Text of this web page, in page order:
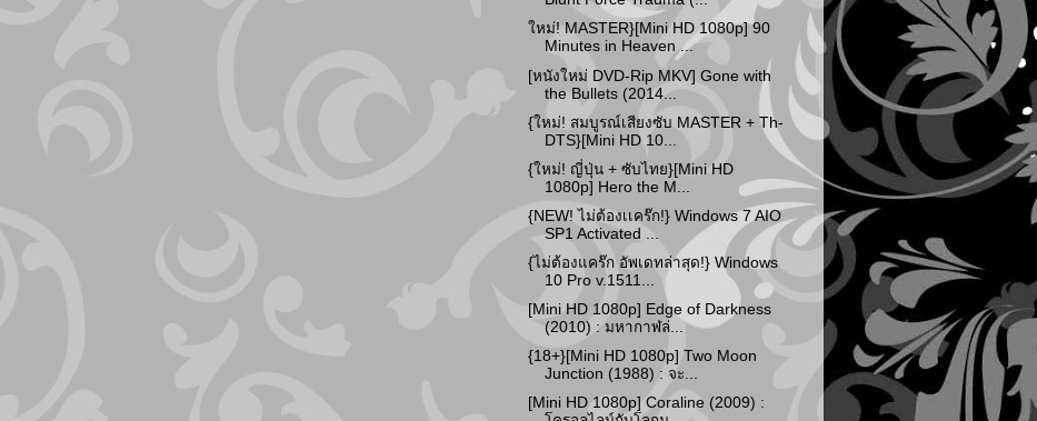
ใหม่! MASTER}[Mini HD 1080p] 90
Minutes in Heaven ...
[หนังใหม่ DVD-Rip MKV] Gone with
the Bullets (2014...
{ใหม่! สมบูรณ์เสียงซับ MASTER + Th-
DTS}[Mini HD 10...
{ใหม่! ญี่ปุ่น + ซับไทย}[Mini HD
1080p] Hero the M...
{NEW! ไม่ต้องเเคร๊ก!} Windows 7 AIO
SP1 Activated ...
{ไม่ต้องแคร๊ก อัพเดทล่าสุด!} Windows
10 Pro v.1511...
[Mini HD 1080p] Edge of Darkness
(2010) : มหากาฬล่...
{18+}[Mini HD 1080p] Two Moon
Junction (1988) : จะ...
[Mini HD 1080p] Coraline (2009) :